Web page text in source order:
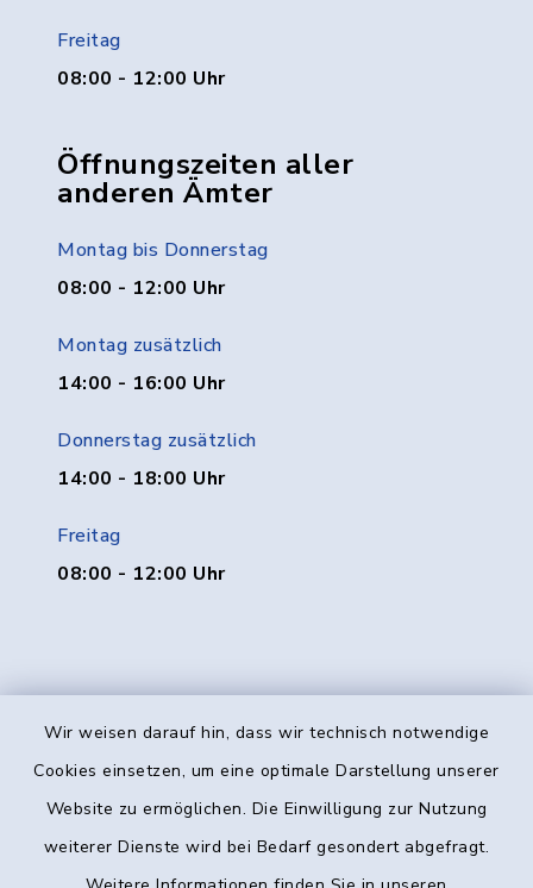
Wir weisen darauf hin, dass wir technisch notwendige
Cookies einsetzen, um eine optimale Darstellung unserer
Website zu ermöglichen. Die Einwilligung zur Nutzung
weiterer Dienste wird bei Bedarf gesondert abgefragt.
Freitag
08:00 - 12:00 Uhr
Öffnungszeiten aller
anderen Ämter
Montag bis Donnerstag
08:00 - 12:00 Uhr
Montag zusätzlich
14:00 - 16:00 Uhr
Donnerstag zusätzlich
14:00 - 18:00 Uhr
Freitag
08:00 - 12:00 Uhr
Kontakt